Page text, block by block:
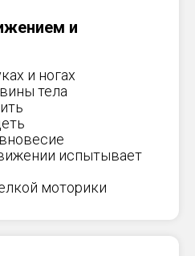
и
и ногах
тела
испытывает
моторики